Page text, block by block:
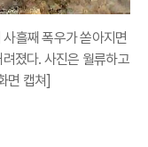
흘째 폭우가 쏟아지면
졌다. 사진은 월류하고
면 캡쳐]